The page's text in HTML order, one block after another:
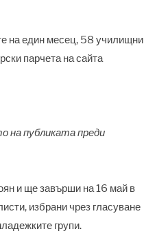
на един месец, 58 училищни
парчета на сайта
на публиката преди
и ще завърши на 16 май в
избрани чрез гласуване
групи.